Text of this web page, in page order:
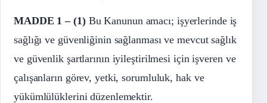
MADDE 1 – (1)Bu Kanunun amacı; işyerlerinde iş
sağlığı ve güvenliğinin sağlanması ve mevcut sağlık
ve güvenlik şartlarının iyileştirilmesi için işveren ve
çalışanların görev, yetki, sorumluluk, hak ve
yükümlülüklerini düzenlemektir.